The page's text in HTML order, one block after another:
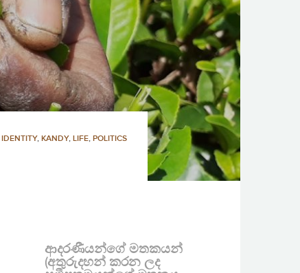
IDENTITY, KANDY, LIFE, POLITICS
ආදරණීයන්ගේ මතකයන්
(අතුරුදහන් කරන ලද